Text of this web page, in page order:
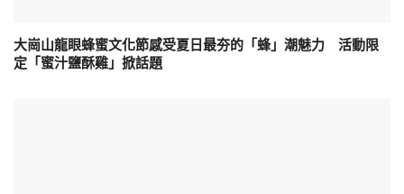
大崗山龍眼蜂蜜文化節感受夏日最夯的「蜂」潮魅力 活動限
定「蜜汁鹽酥雞」掀話題